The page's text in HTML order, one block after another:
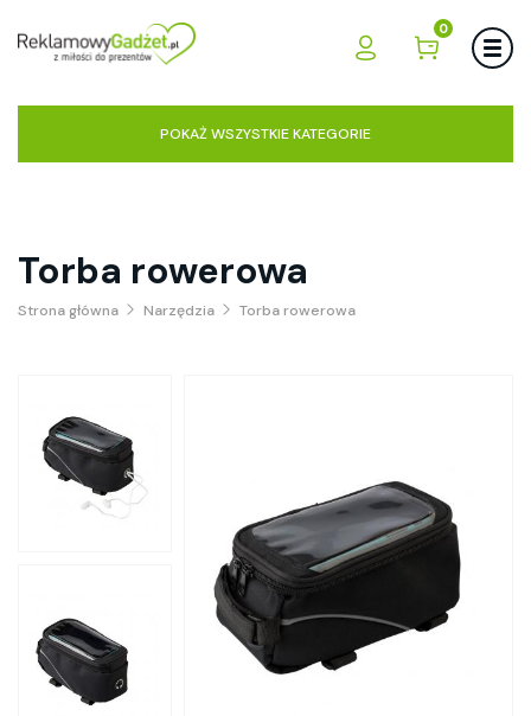
0
POKAŻ WSZYSTKIE KATEGORIE
Torba rowerowa
Strona główna Narzędzia Torba rowerowa